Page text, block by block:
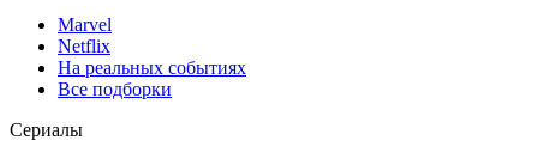
Marvel
Netflix
На реальных событиях
Все подборки
Сериалы